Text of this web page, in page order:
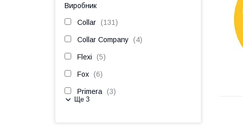
Виробник
Collar 131
Collar Company 4
Flexi 5
Fox 6
Primera 3
Ще 3